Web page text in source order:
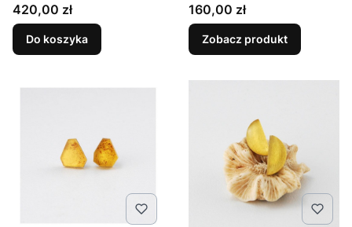
Cena
420,00 zł
Do koszyka
Cena
160,00 zł
Zobacz produkt